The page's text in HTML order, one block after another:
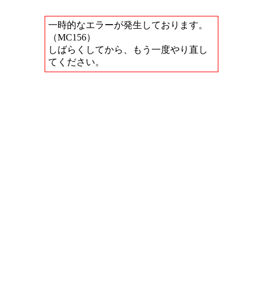
一時的なエラーが発生しております。
（MC156）
しばらくしてから、もう一度やり直し
てください。